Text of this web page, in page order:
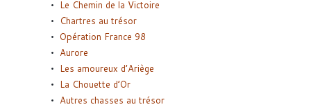
Le Chemin de la Victoire
Chartres au trésor
Opération France 98
Aurore
Les amoureux d’Ariège
La Chouette d’Or
Autres chasses au trésor